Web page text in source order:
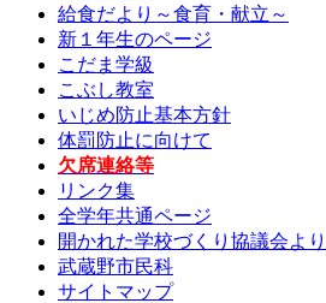
給食だより～食育・献立～
新１年生のページ
こだま学級
こぶし教室
いじめ防止基本方針
体罰防止に向けて
欠席連絡等
リンク集
全学年共通ページ
開かれた学校づくり協議会より
武蔵野市民科
サイトマップ